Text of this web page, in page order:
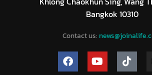
Bangkok 10310
Contact us: